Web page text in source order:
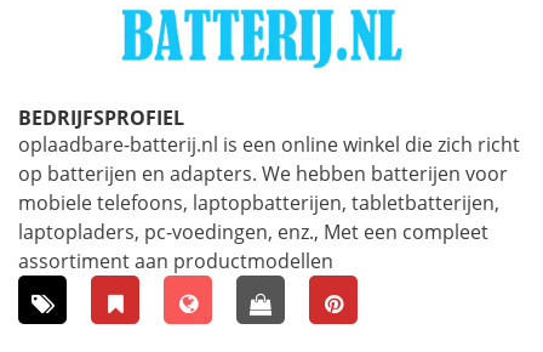
BEDRIJFSPROFIEL
oplaadbare-batterij.nl is een online winkel die zich richt
op batterijen en adapters. We hebben batterijen voor
mobiele telefoons, laptopbatterijen, tabletbatterijen,
laptopladers, pc-voedingen, enz., Met een compleet
assortiment aan productmodellen